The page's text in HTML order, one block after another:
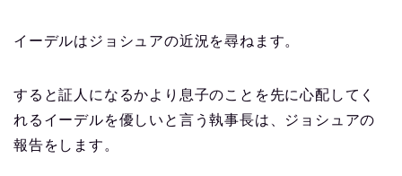
イーデルはジョシュアの近況を尋ねます。
すると証人になるかより息子のことを先に心配してく
れるイーデルを優しいと言う執事長は、ジョシュアの
報告をします。